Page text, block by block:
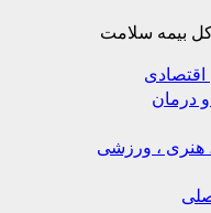
اقتصادی
درمان
هنری ، ورزشی